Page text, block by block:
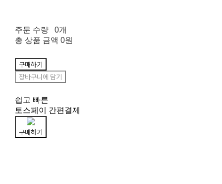
주문 수량
0개
총 상품 금액 0원
구매하기
장바구니에 담기
쉽고 빠른
토스페이 간편결제
구매하기